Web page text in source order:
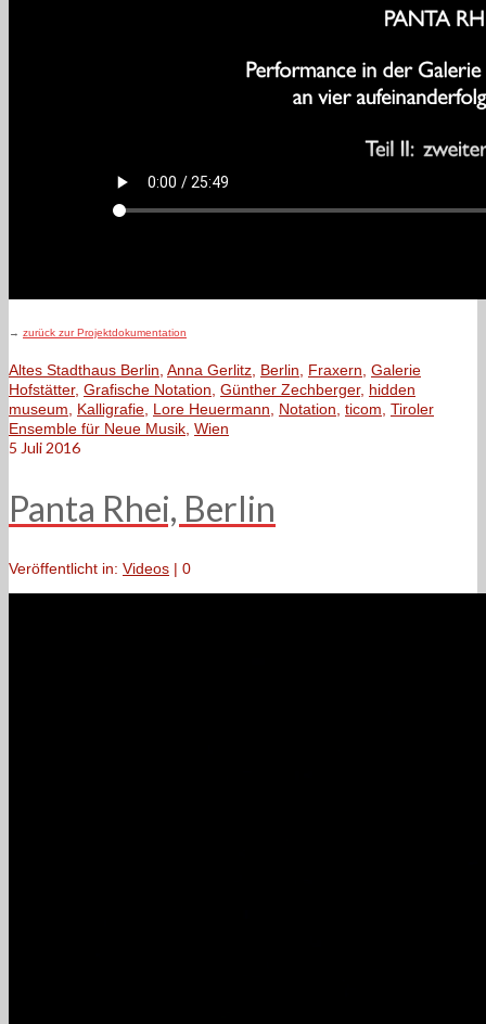
→ zurück zur Projektdokumentation
Altes Stadthaus Berlin Anna Gerlitz Berlin Fraxern Galerie
Hofstätter, Grafische Notation Günther Zechberger, hidden
museum
Kalligrafie Lore Heuermann Notation ticom Tiroler
Ensemble für Neue Musik Wien
5 Juli 2016
Panta Rhei, Berlin
Veröffentlicht in: Videos | 0